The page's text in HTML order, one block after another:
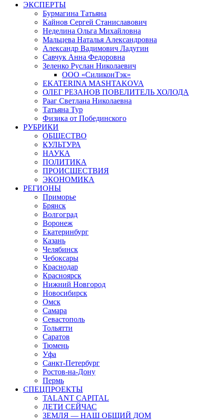
ЭКСПЕРТЫ
Бурмагина Татьяна
Кайнов Сергей Станиславович
Неделина Ольга Михайловна
Мальцева Наталья Александровна
Александр Вадимович Ладугин
Савчук Анна Федоровна
Зеленко Руслан Николаевич
ООО «СиликонТэк»
EKATERINA MASHTAKOVA
ОЛЕГ РЕЗАНОВ ПОВЕЛИТЕЛЬ ХОЛОДА
Рааг Светлана Николаевна
Татьяна Тур
Физика от Побединского
РУБРИКИ
ОБЩЕСТВО
КУЛЬТУРА
НАУКА
ПОЛИТИКА
ПРОИСШЕСТВИЯ
ЭКОНОМИКА
РЕГИОНЫ
Приморье
Брянск
Волгоград
Воронеж
Екатеринбург
Казань
Челябинск
Чебоксары
Краснодар
Красноярск
Нижний Новгород
Новосибирск
Омск
Самара
Севастополь
Тольятти
Саратов
Тюмень
Уфа
Санкт-Петербург
Ростов-на-Дону
Пермь
СПЕЦПРОЕКТЫ
TALANT CAPITAL
ДЕТИ СЕЙЧАС
ЗЕМЛЯ — НАШ ОБЩИЙ ДОМ